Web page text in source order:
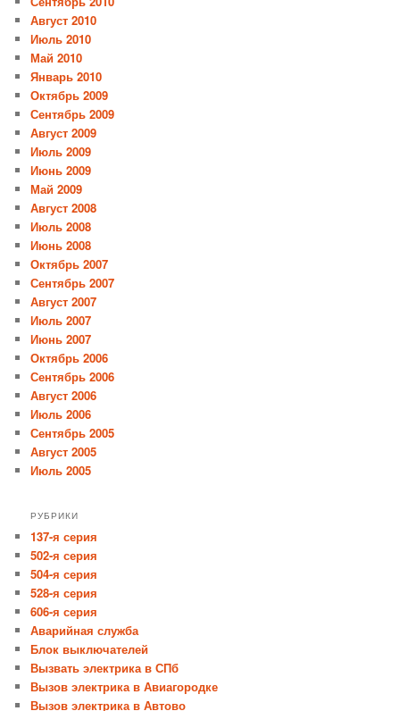
Август 2010
Июль 2010
Май 2010
Январь 2010
Октябрь 2009
Сентябрь 2009
Август 2009
Июль 2009
Июнь 2009
Май 2009
Август 2008
Июль 2008
Июнь 2008
Октябрь 2007
Сентябрь 2007
Август 2007
Июль 2007
Июнь 2007
Октябрь 2006
Сентябрь 2006
Август 2006
Июль 2006
Сентябрь 2005
Август 2005
Июль 2005
РУБРИКИ
137-я серия
502-я серия
504-я серия
528-я серия
606-я серия
Аварийная служба
Блок выключателей
Вызвать электрика в СПб
Вызов электрика в Авиагородке
Вызов электрика в Автово